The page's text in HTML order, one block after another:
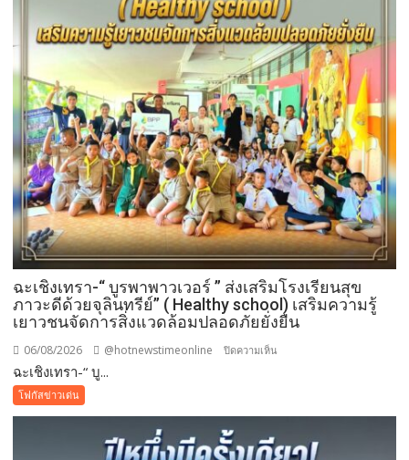
ฉะเชิงเทรา-​“ บูรพาพาวเวอร์ ” ส่งเสริมโรงเรียนสุข
ภาวะดีด้วยจุลินทรีย์” ( Healthy school) เสริมความรู้
เยาวชนจัดการสิ่งแวดล้อมปลอดภัยยั่งยืน
06/08/2026 @hotnewstimeonline ปิดความเห็น
พา
ฉะเชิงเทรา-​“ บู...
โฟกัสข่าวเด่น